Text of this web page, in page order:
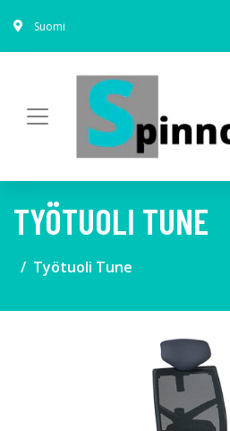
Suomi
TYÖTUOLI TUNE
Työtuoli Tune